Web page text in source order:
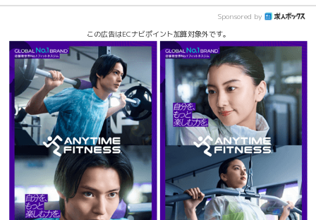
Sponsored by
この広告はECナビポイント加算対象外です。